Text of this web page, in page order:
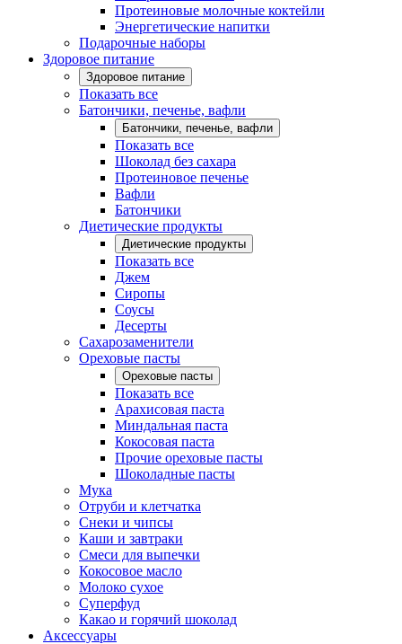
Протеиновые молочные коктейли
Энергетические напитки
Подарочные наборы
Здоровое питание
Здоровое питание
Показать все
Батончики, печенье, вафли
Батончики, печенье, вафли
Показать все
Шоколад без сахара
Протеиновое печенье
Вафли
Батончики
Диетические продукты
Диетические продукты
Показать все
Джем
Сиропы
Соусы
Десерты
Сахарозаменители
Ореховые пасты
Ореховые пасты
Показать все
Арахисовая паста
Миндальная паста
Кокосовая паста
Прочие ореховые пасты
Шоколадные пасты
Мука
Отруби и клетчатка
Снеки и чипсы
Каши и завтраки
Смеси для выпечки
Кокосовое масло
Молоко сухое
Суперфуд
Какао и горячий шоколад
Аксессуары